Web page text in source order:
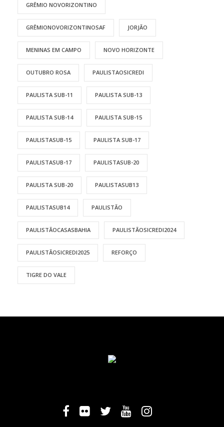
GRÊMIO NOVORIZONTINO
GRÊMIONOVORIZONTINOSAF JORJÃO
MENINAS EM CAMPO NOVO HORIZONTE
OUTUBRO ROSA PAULISTAOSICREDI
PAULISTA SUB-11 PAULISTA SUB-13
PAULISTA SUB-14 PAULISTA SUB-15
PAULISTASUB-15 PAULISTA SUB-17
PAULISTASUB-17 PAULISTASUB-20
PAULISTA SUB-20 PAULISTASUB13
PAULISTASUB14 PAULISTÃO
PAULISTÃOCASASBAHIA PAULISTÃOSICREDI2024
PAULISTÃOSICREDI2025 REFORÇO
TIGRE DO VALE